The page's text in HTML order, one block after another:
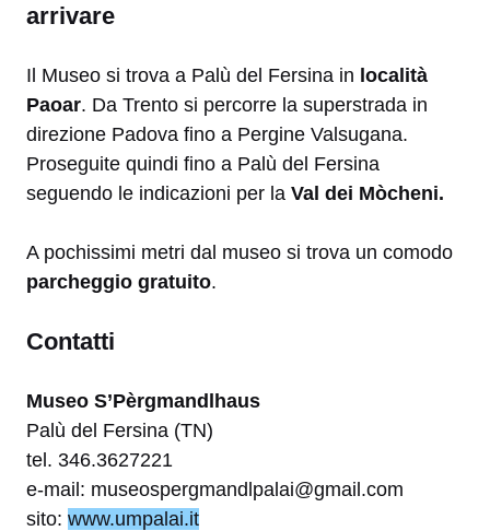
arrivare
Il Museo si trova a Palù del Fersina in località
Paoar. Da Trento si percorre la superstrada in
direzione Padova fino a Pergine Valsugana.
Proseguite quindi fino a Palù del Fersina
seguendo le indicazioni per la Val dei Mòcheni.
A pochissimi metri dal museo si trova un comodo
parcheggio gratuito.
Contatti
Museo S’Pèrgmandlhaus
Palù del Fersina (TN)
tel. 346.3627221
e-mail: museospergmandlpalai@gmail.com
sito: www.umpalai.it